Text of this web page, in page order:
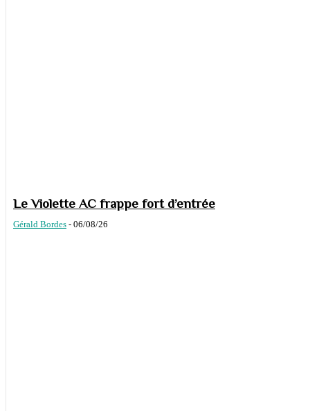
Le Violette AC frappe fort d’entrée
Gérald Bordes - 06/08/26